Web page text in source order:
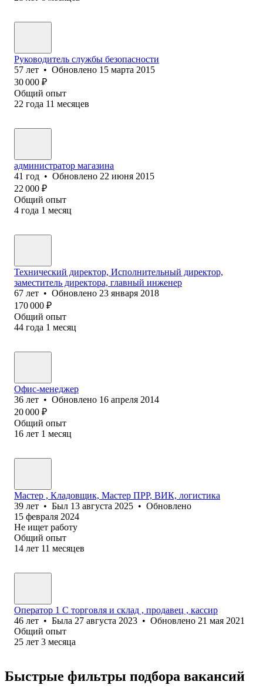
Руководитель службы безопасности
57 лет • Обновлено 15 марта 2015
30 000 ₽
Общий опыт
22 года 11 месяцев
администратор магазина
41 год • Обновлено 22 июня 2015
22 000 ₽
Общий опыт
4 года 1 месяц
Технический директор, Исполнительный директор,
заместитель директора, главный инженер
67 лет • Обновлено 23 января 2018
170 000 ₽
Общий опыт
44 года 1 месяц
Офис-менеджер
36 лет • Обновлено 16 апреля 2014
20 000 ₽
Общий опыт
16 лет 1 месяц
Мастер , Кладовщик, Мастер ПРР, ВИК, логистика
39 лет • Был 13 августа 2025 • Обновлено
15 февраля 2024
Не ищет работу
Общий опыт
14 лет 11 месяцев
Оператор 1 С торговля и склад , продавец , кассир
46 лет • Была 27 августа 2023 • Обновлено 21 мая 2021
Общий опыт
25 лет 3 месяца
Быстрые фильтры подбора вакансий